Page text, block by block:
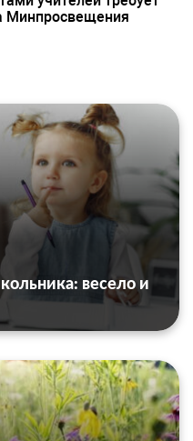
Минпросвещения
весело и